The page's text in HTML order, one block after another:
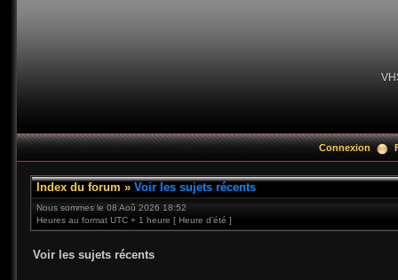
Connexion
Index du forum » Voir les sujets récents
Nous sommes le 08 Aoû 2026 18:52
Heures au format UTC + 1 heure [ Heure d’été ]
Voir les sujets récents